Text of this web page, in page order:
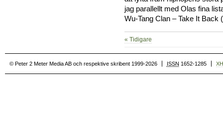
jag parallellt med Olas fina
Wu-Tang Clan – Take It
« Tidigare
© Peter 2 Meter Media AB och respektive skribent 1999-2026 ISSN 1652-1285